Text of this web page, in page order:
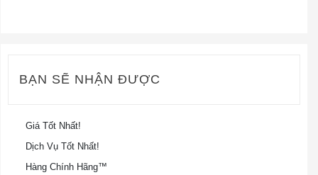
BẠN SẼ NHẬN ĐƯỢC
Giá Tốt Nhất!
Dịch Vụ Tốt Nhất!
Hàng Chính Hãng™